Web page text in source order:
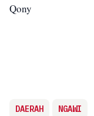
Qony
DAERAH NGAWI